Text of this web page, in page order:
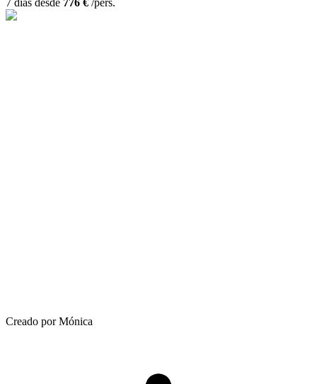
7 días desde 776 € /pers.
Creado por Mónica